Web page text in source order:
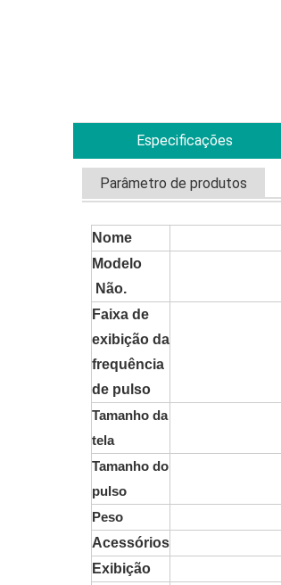
Especificações
Parâmetro de produtos
Nome
Modelo
Não.
Faixa de
exibição da
frequência
de pulso
Tamanho da
tela
Tamanho do
pulso
Peso
Acessórios
Exibição